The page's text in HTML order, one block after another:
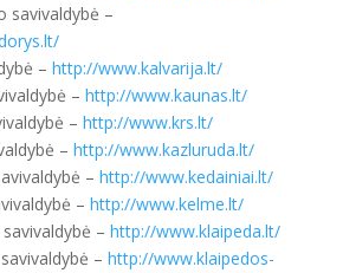
savivaldybė –
– http://www.kalvarija.lt/
– http://www.kaunas.lt/
– http://www.krs.lt/
– http://www.kazluruda.lt/
– http://www.kedainiai.lt/
– http://www.kelme.lt/
– http://www.klaipeda.lt/
– http://www.klaipedos-